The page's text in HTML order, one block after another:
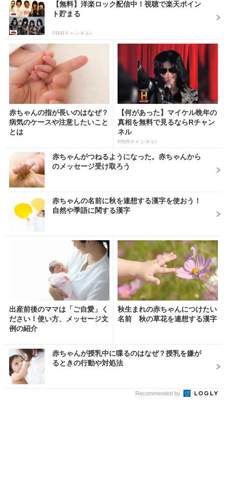
【無料】洋楽ロック配信中！視聴で楽天ポイン
ト貯まる
PR(Rチャンネル)
赤ちゃんの指が長いのはなぜ？
病気のケースや注意したいこと
とは
【何があった】マイケル晩年の
真相を無料で見るならRチャン
ネル
PR(Rチャンネル)
赤ちゃんがつねるようになった。赤ちゃんから
のメッセージ受け取ろう
赤ちゃんの名前に秋を連想する漢字を使おう！
自然や季語に関する漢字
出産前後のママは「ご自愛」く
ださい！使い方、メッセージ文
例の紹介
秋生まれの赤ちゃんにつけたい
名前 秋の草花を連想する漢字
赤ちゃんが授乳中に喋るのはなぜ？授乳を嫌が
るときの行動や対処法
Recommended by